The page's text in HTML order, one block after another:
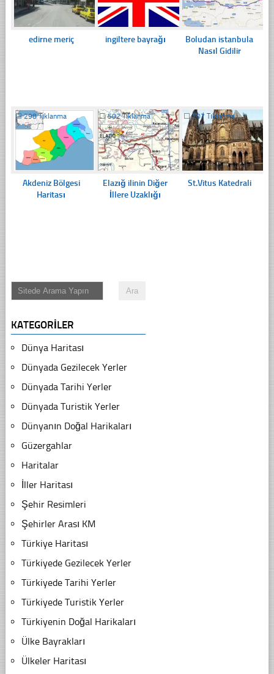
edirne meriç ingiltere bayrağı
Boludan istanbula
Nasıl Gidilir
☐298 Tıklanma
Akdeniz Bölgesi
Haritası
☐502 Tıklanma
Elazığ ilinin Diğer
İllere Uzaklığı
☐207 Tıklanma
St.Vitus Katedrali
KATEGORILER
Dünya Haritası
Dünyada Gezilecek Yerler
Dünyada Tarihi Yerler
Dünyada Turistik Yerler
Dünyanın Doğal Harikaları
Güzergahlar
Haritalar
İller Haritası
Şehir Resimleri
Şehirler Arası KM
Türkiye Haritası
Türkiyede Gezilecek Yerler
Türkiyede Tarihi Yerler
Türkiyede Turistik Yerler
Türkiyenin Doğal Harikaları
Ülke Bayrakları
Ülkeler Haritası